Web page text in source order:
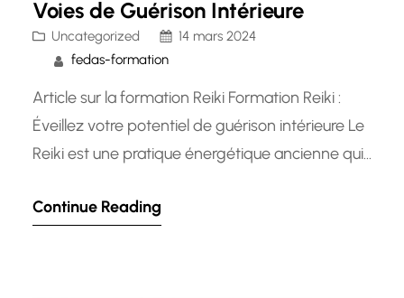
Voies de Guérison Intérieure
Uncategorized
14 mars 2024
fedas-formation
Article sur la formation Reiki Formation Reiki :
Éveillez votre potentiel de guérison intérieure Le
Reiki est une pratique énergétique ancienne qui
favoriser la guérison physique, mentale et
intérieur, réduire le stress et…
Continue Reading